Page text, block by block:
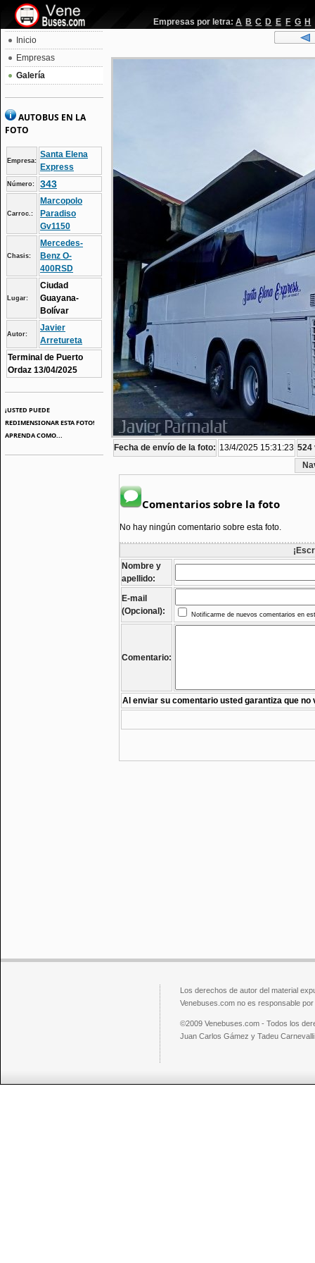
Empresas por letra: A B C D E F G H
Inicio
Empresas
Galería
AUTOBUS EN LA
FOTO
Empresa:
Santa Elena
Express
Número: 343
Carroc.:
Marcopolo
Paradiso
Gv1150
Chasis:
Mercedes-
Benz O-
400RSD
Lugar:
Ciudad
Guayana-
Bolívar
Autor:
Javier
Arretureta
Terminal de Puerto
Ordaz 13/04/2025
¡USTED PUEDE
REDIMENSIONAR ESTA FOTO!
APRENDA COMO...
Fecha de envío de la foto: 13/4/2025 15:31:23 524
Comentarios sobre la foto
No hay ningún comentario sobre esta foto.
Nombre y
apellido:
E-mail
(Opcional):
Notificarme de nuevos comentarios en
Comentario:
Al enviar su comentario usted garantiza que no
Los derechos de autor del material
Venebuses.com no es responsable
©2009 Venebuses.com - Todos los
Juan Carlos Gámez y Tadeu Carnevalli